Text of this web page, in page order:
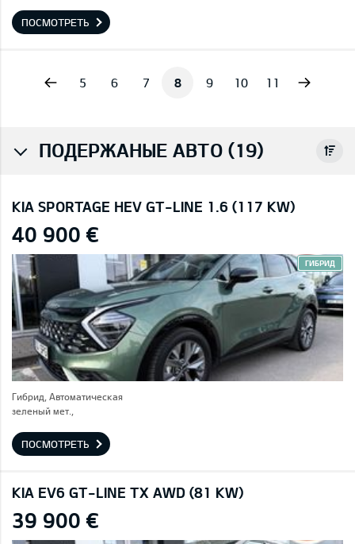
ПОСМОТРЕТЬ
5 6 7 8 9 10 11
ПОДЕРЖАНЫЕ АВТО (19)
KIA SPORTAGE HEV GT-LINE 1.6 (117 KW)
40 900 €
ГИБРИД
Гибрид, Автоматическая
зеленый мет.,
ПОСМОТРЕТЬ
KIA EV6 GT-LINE TX AWD (81 KW)
39 900 €